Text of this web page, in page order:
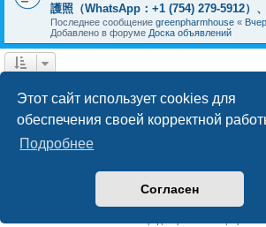
Этот сайт использует cookies для
обеспечения своей корректной
Подробнее
Согласен
護照（WhatsApp：+1 (754) 279-5912）、
Последнее сообщение greenpharmhouse «
Добавлено в форуме Доска объявлений
Создано на основеphpBB® Forum Software ©
Русская поддержка phpBB